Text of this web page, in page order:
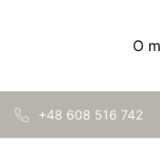
+48 608 516 742
O